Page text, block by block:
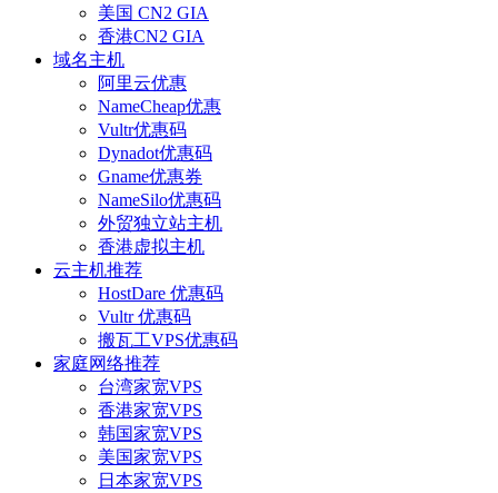
美国 CN2 GIA
香港CN2 GIA
域名主机
阿里云优惠
NameCheap优惠
Vultr优惠码
Dynadot优惠码
Gname优惠券
NameSilo优惠码
外贸独立站主机
香港虚拟主机
云主机推荐
HostDare 优惠码
Vultr 优惠码
搬瓦工VPS优惠码
家庭网络推荐
台湾家宽VPS
香港家宽VPS
韩国家宽VPS
美国家宽VPS
日本家宽VPS